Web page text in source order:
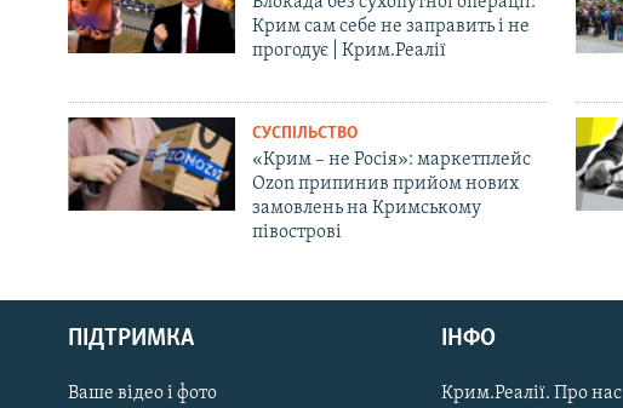
Русский
Qırımtatar
ДОЛУЧАЙСЯ!
Крим сам себе не заправить і не
прогодує | Крим.Реалії
СУСПІЛЬСТВО
«Крим – не Росія»: маркетплейс
Ozon припинив прийом нових
замовлень на Кримському
півострові
ПІДТРИМКА
Ваше відео і фото
ІНФО
Крим.Реалії. Про нас